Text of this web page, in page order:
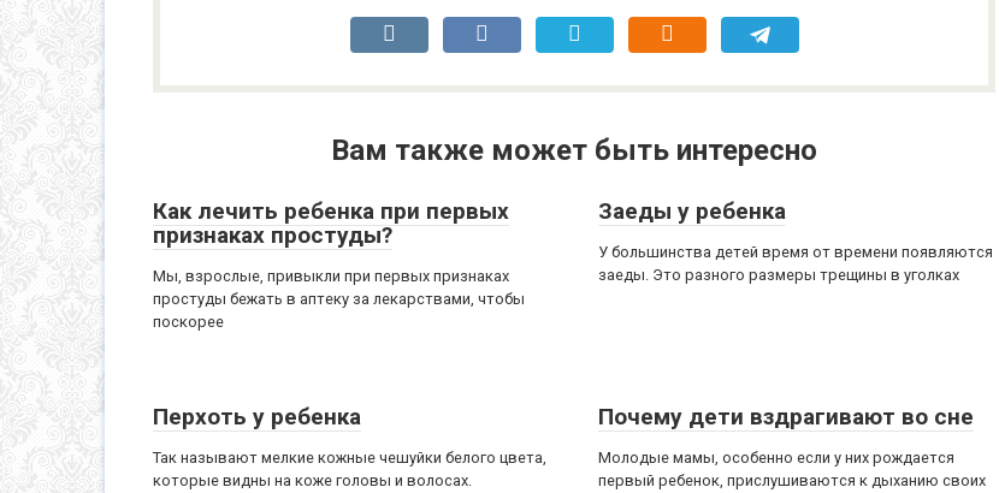
Вам также может быть интересно
Как лечить ребенка при первых
признаках простуды?
Мы, взрослые, привыкли при первых признаках
простуды бежать в аптеку за лекарствами, чтобы
поскорее
Заеды у ребенка
У большинства детей время от времени появляются
заеды. Это разного размеры трещины в уголках
Перхоть у ребенка
Так называют мелкие кожные чешуйки белого цвета,
которые видны на коже головы и волосах.
Почему дети вздрагивают во сне
Молодые мамы, особенно если у них рождается
первый ребенок, прислушиваются к дыханию своих